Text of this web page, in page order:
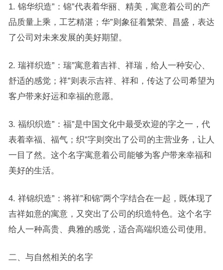
1. 锦华织造”：锦”代表着华丽、精美，寓意着公司的产
品质量上乘，工艺精湛；华”则象征着繁荣、昌盛，表达
了公司对未来发展的美好期望。
2. 瑞祥织造”：瑞”寓意着吉祥、祥瑞，给人一种安心、
舒适的感觉；祥”则表示吉祥、祥和，传达了公司希望为
客户带来好运和幸福的意愿。
3. 福织织造”：福”是中国文化中最受欢迎的字之一，代
表着幸福、福气；织”字则突出了公司的主营业务，让人
一目了然。这个名字寓意着公司能够为客户带来幸福和
美好的生活。
4. 祥锦织造”：将祥”和锦”两个字结合在一起，既体现了
吉祥如意的寓意，又突出了公司的织造特色。这个名字
给人一种高贵、典雅的感觉，适合高端织造公司使用。
二、与自然相关的名字